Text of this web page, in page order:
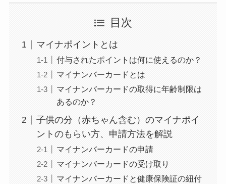
目次
マイナポイントとは
付与されたポイントは何に使えるのか？
マイナンバーカードとは
マイナンバーカードの取得に年齢制限は
あるのか？
子供の分（赤ちゃん含む）のマイナポイ
ントのもらい方、申請方法を解説
マイナンバーカードの申請
マイナンバーカードの受け取り
マイナンバーカードと健康保険証の紐付